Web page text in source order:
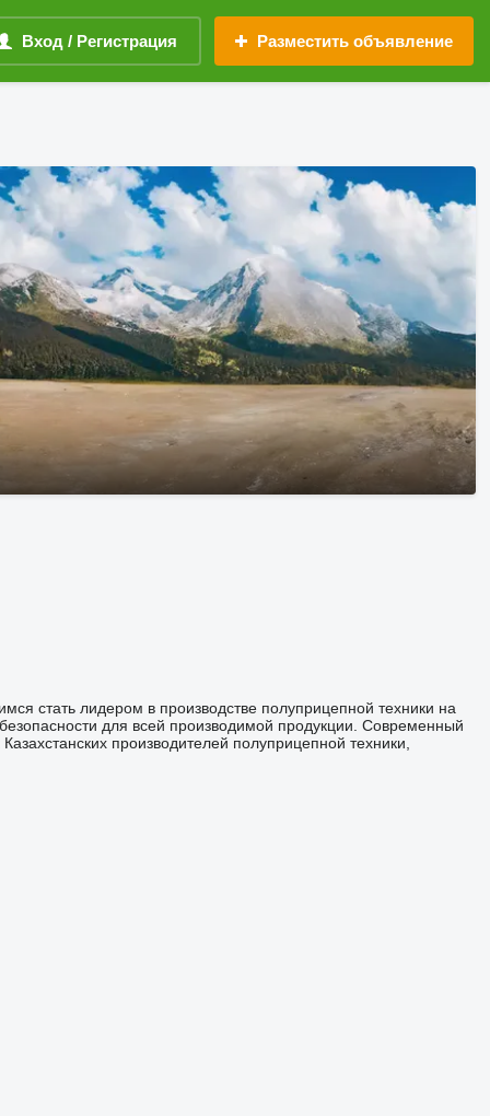
Вход / Регистрация Разместить объявление
стать лидером в производстве полуприцепной техники на
для всей производимой продукции. Современный
производителей полуприцепной техники,